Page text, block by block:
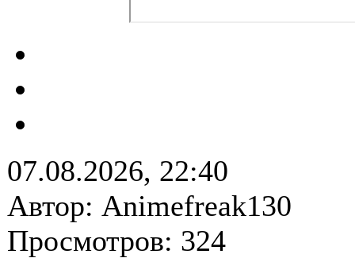
07.08.2026, 22:40
Автор: Animefreak130
Просмотров: 324